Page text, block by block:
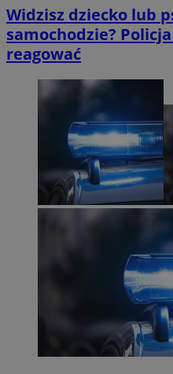
Widzisz dziecko lub
samochodzie?
reagować